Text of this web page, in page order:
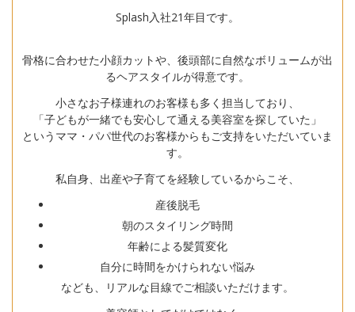
Splash入社21年目です。
骨格に合わせた小顔カットや、後頭部に自然なボリュームが出
るヘアスタイルが得意です。
小さなお子様連れのお客様も多く担当しており、
「子どもが一緒でも安心して通える美容室を探していた」
というママ・パパ世代のお客様からもご支持をいただいていま
す。
私自身、出産や子育てを経験しているからこそ、
産後脱毛
朝のスタイリング時間
年齢による髪質変化
自分に時間をかけられない悩み
なども、リアルな目線でご相談いただけます。